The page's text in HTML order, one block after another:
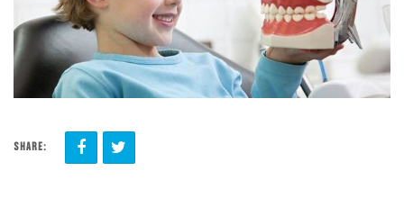
SHARE: